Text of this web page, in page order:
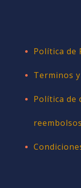
Política de
Terminos
Política de
reembolsos